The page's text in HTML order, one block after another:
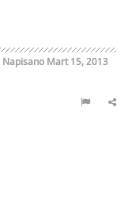
Napisano Mart 15, 2013